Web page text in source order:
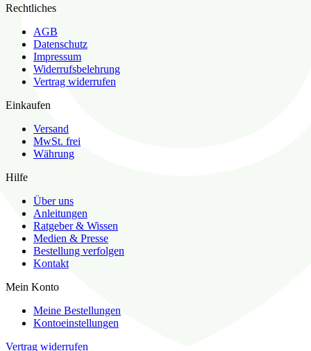
Rechtliches
AGB
Datenschutz
Impressum
Widerrufsbelehrung
Vertrag widerrufen
Einkaufen
Versand
MwSt. frei
Währung
Hilfe
Über uns
Anleitungen
Ratgeber & Wissen
Medien & Presse
Bestellung verfolgen
Kontakt
Mein Konto
Meine Bestellungen
Kontoeinstellungen
Vertrag widerrufen